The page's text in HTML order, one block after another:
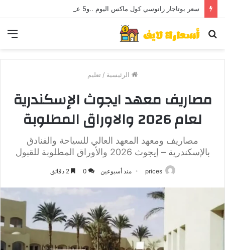
سعر بوتاجاز زانوسي كول ماكس اليوم ..و5 عيوب
بحث
الرئيسية / تعليم
مصاريف معهد ايجوث الإسكندرية
لعام 2026 والاوراق المطلوبة
مصاريف ومعهد المعهد العالي للسياحة والفنادق
بالإسكندرية – إيجوث 2026 والأوراق المطلوبة للقبول
prices منذ أسبوعين 0 2 دقائق